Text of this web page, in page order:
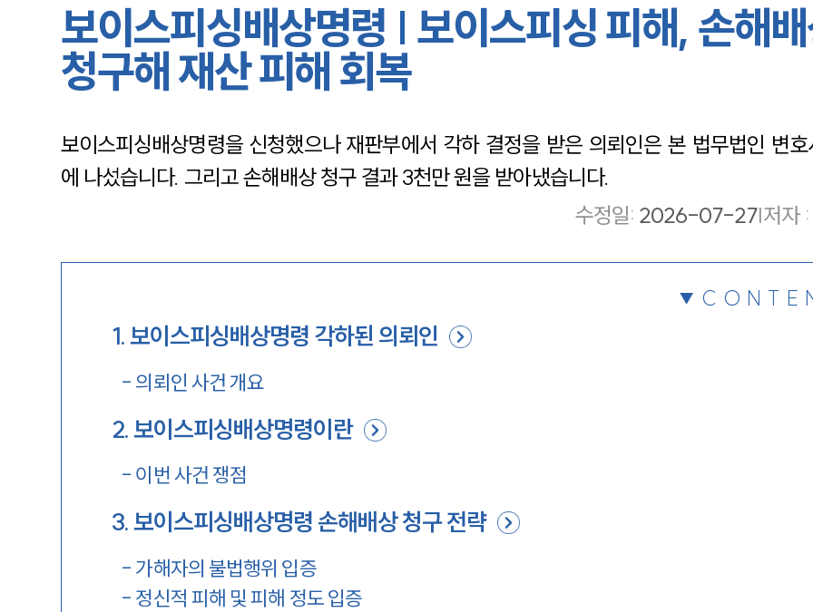
보이스피싱배상명령 | 보이스피싱 피해, 손해
청구해 재산 피해 회복
보이스피싱배상명령을 신청했으나 재판부에서 각하 결정을 받은 의뢰인은 본 법무법인 변
에 나섰습니다. 그리고 손해배상 청구 결과 3천만 원을 받아냈습니다.
수정일: 2026-07-27|저자 :
1.보이스피싱배상명령 각하된 의뢰인
- 의뢰인 사건 개요
2.보이스피싱배상명령이란
- 이번 사건 쟁점
3.보이스피싱배상명령 손해배상 청구 전략
- 가해자의 불법행위 입증
- 정신적 피해 및 피해 정도 입증